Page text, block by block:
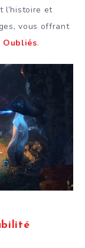
l’histoire et
vous offrant
Oubliés.